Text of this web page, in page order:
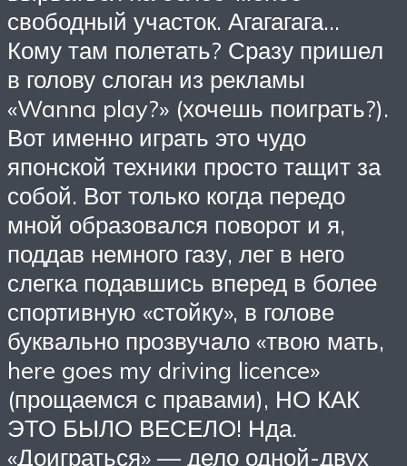
свободный участок. Агагагага…
Кому там полетать? Сразу пришел
в голову слоган из рекламы
«Wanna play?» (хочешь поиграть?).
Вот именно играть это чудо
японской техники просто тащит за
собой. Вот только когда передо
мной образовался поворот и я,
поддав немного газу, лег в него
слегка подавшись вперед в более
спортивную «стойку», в голове
буквально прозвучало «твою мать,
here goes my driving licence»
(прощаемся с правами), НО КАК
ЭТО БЫЛО ВЕСЕЛО! Нда.
«Доиграться» — дело одной-двух